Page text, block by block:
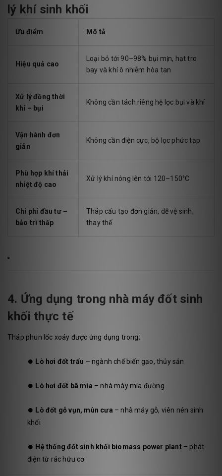
lý khí sinh khối
Ưu điểm Mô tả
Hiệu quả cao
Loại bỏ tới 90–98% bụi mịn, hạt tro
bay và khí ô nhiễm hòa tan
Xử lý đồng thời
khí – bụi
Không cần tách riêng hệ lọc bụi và khí
Vận hành đơn
giản
Không cần điện cực, bộ lọc phức tạp
Phù hợp khí thải
nhiệt độ cao
Xử lý khí nóng lên tới 120–150°C
Chi phí đầu tư –
bảo trì thấp
Tháp cấu tạo đơn giản, dễ vệ sinh,
thay thế
4. Ứng dụng trong nhà máy đốt sinh
khối thực tế
Tháp phun lốc xoáy được ứng dụng trong:
⏺️ Lò hơi đốt trấu – ngành chế biến gạo, thủy sản
⏺️ Lò hơi đốt bã mía – nhà máy mía đường
⏺️ Lò đốt gỗ vụn, mùn cưa – nhà máy gỗ, viên nén sinh
khối
⏺️ Hệ thống đốt sinh khối biomass power plant– phát
điện từ rác hữu cơ